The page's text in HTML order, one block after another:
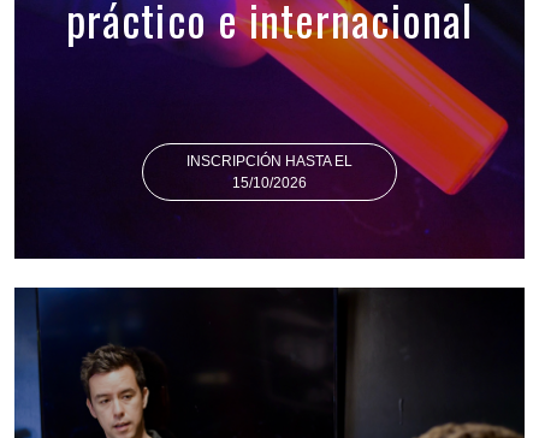
práctico e internacional
INSCRIPCIÓN HASTA EL
15/10/2026